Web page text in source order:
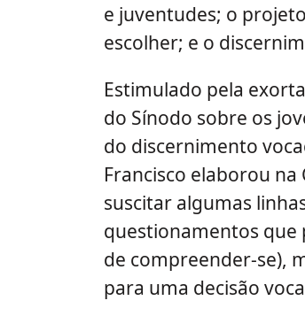
e juventudes; o
escolher; e o
Estimulado pela
do Sínodo sobre os
do discernimento
Francisco elaborou
suscitar algumas
questionamentos que
de compreender-se),
para uma decisão